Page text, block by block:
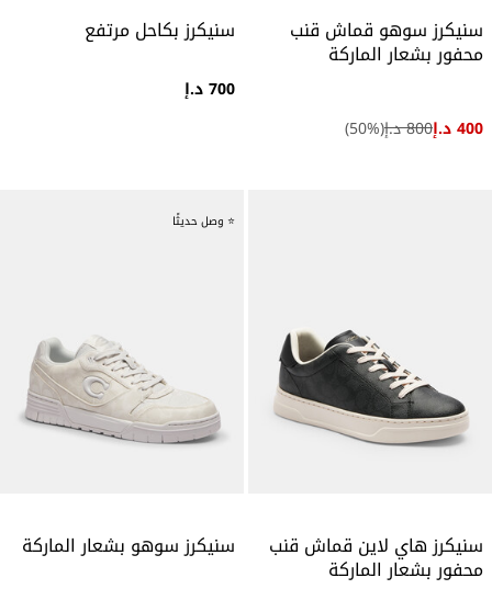
سنيكرز سوهو قماش قنب
محفور بشعار الماركة
400 د.إ 800 د.إ (
50%)
سنيكرز بكاحل مرتفع
700 د.إ
سنيكرز هاي لاين قماش قنب
محفور بشعار الماركة
⭐ وصل حديثًا
سنيكرز سوهو بشعار الماركة